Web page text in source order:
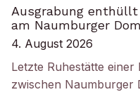
Ausgrabung
am Naumburger Dom
4. August 2026
Letzte Ruhestätte
zwischen Naumburger